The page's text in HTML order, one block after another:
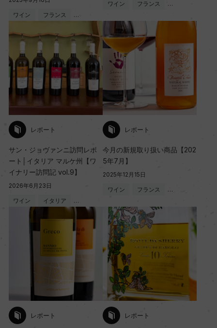
ワイン フランス …
ワイン フランス …
レポート
サン・ジョヴァンニ訪問レポ
ート│イタリア マルケ州【ワ
イナリー訪問記 vol.9】
2026年6月23日
ワイン イタリア …
レポート
今月の新規取り扱い商品【202
5年7月】
2025年12月15日
ワイン フランス …
レポート レポート